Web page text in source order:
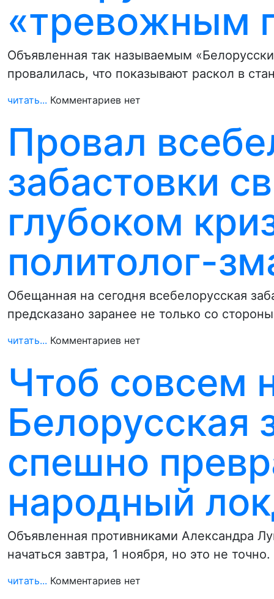
«тревожным
Объявленная так называемым
провалилась, что показывают раскол в
читать... Комментариев нет
Провал
забастовки
глубоком
политолог-
Обещанная на сегодня всебелорусская
предсказано заранее не только со
читать... Комментариев нет
Чтоб совсем
Белорусская
спешно
народный
Объявленная противниками Александра
начаться завтра, 1 ноября, но это не
читать... Комментариев нет